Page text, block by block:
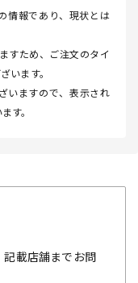
情報であり、現状とは
すため、ご注文のタイ
います。
いますので、表示され
す。
載店舗までお問